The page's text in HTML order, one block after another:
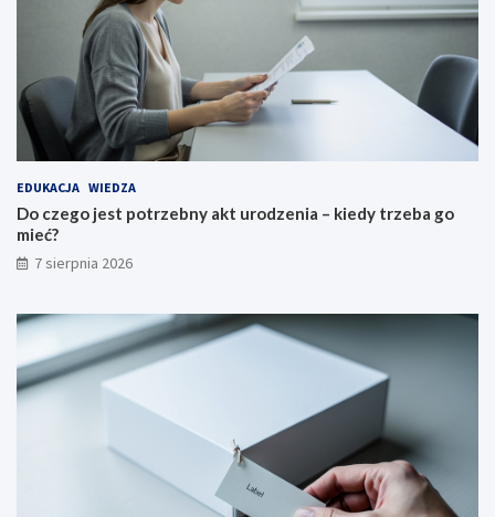
EDUKACJA WIEDZA
Do czego jest potrzebny akt urodzenia – kiedy trzeba go
mieć?
7 sierpnia 2026